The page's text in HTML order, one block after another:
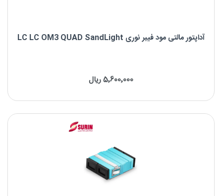
آداپتور مالتی مود فیبر نوری LC LC OM3 QUAD SandLight
نوع فیبر: OM3 50/125μm
5٬600٬000 ریال